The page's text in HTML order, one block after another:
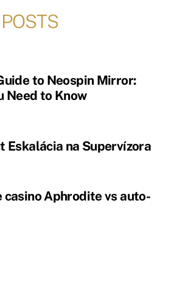
to Neospin Mirror:
Need to Know
Eskalácia na Supervízora
casino Aphrodite vs auto-